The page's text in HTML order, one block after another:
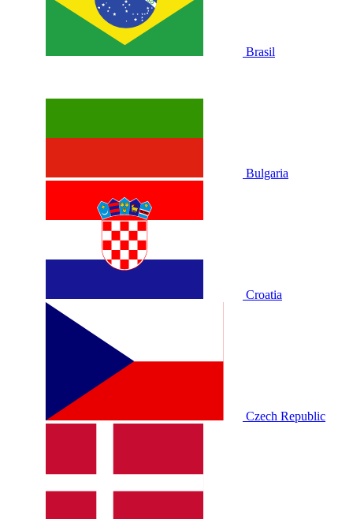
Brasil
Bulgaria
Croatia
Czech Republic